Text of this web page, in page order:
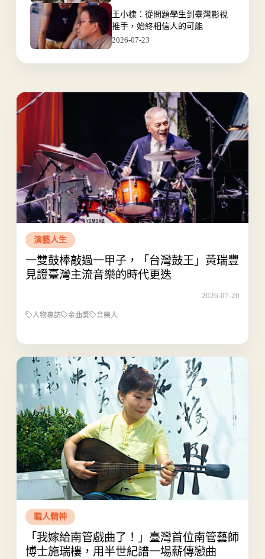
王小棣：從問題學生到臺灣影視
推手，始終相信人的可能
2026-07-23
演藝人生
一雙鼓棒敲過一甲子，「台灣鼓王」黃瑞豐
見證臺灣主流音樂的時代更迭
2026-07-20
人物專訪 金曲獎 音樂人
職人精神
「我嫁給南管戲曲了！」臺灣首位南管藝師
博士施瑞樓，用半世紀譜一場薪傳戀曲